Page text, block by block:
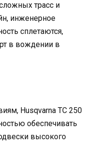
трасс и
инженерное
сплетаются,
в вождении в
Husqvarna TC 250
обеспечивать
высокого